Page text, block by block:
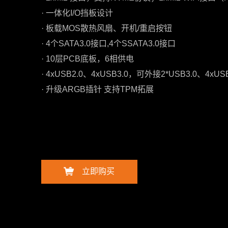
· 一体化I/O挡板设计
· 板载MOS散热风扇、开机/重启按钮
· 4个SATA3.0接口,4个SSATA3.0接口
· 10层PCB底板，6相供电
· 4xUSB2.0、4xUSB3.0，可外接2*USB3.0、
· 升级ARGB插针 支持TPM拓展
立即购买